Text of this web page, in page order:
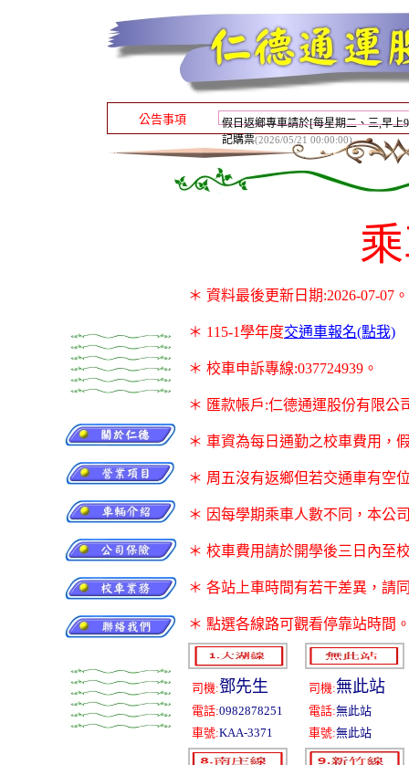
公告事項
假日返鄉專車請於[每星期二、三,早上
記購票(2026/05/21 00:00:00)
＊ 資料最後更新日期:2026-07-07。
＊ 115-1學年度交通車報名(點我)
＊ 校車申訴專線:037724939。
＊ 匯款帳戶:仁德通運股份有限公
＊ 車資為每日通勤之校車費用，
＊ 周五沒有返鄉但若交通車有空
＊ 因每學期乘車人數不同，本公
＊ 校車費用請於開學後三日內至
＊ 各站上車時間有若干差異，請
＊ 點選各線路可觀看停靠站時間
司機:鄧先生
電話:0982878251
車號:KAA-3371
司機:無此站
電話:無此站
車號:無此站